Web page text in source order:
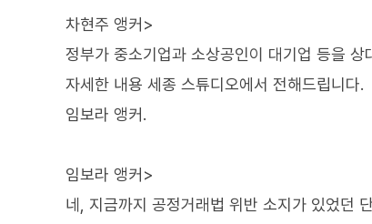
차현주 앵커>
정부가 중소기업과 소상공인이 대기업 등을
자세한 내용 세종 스튜디오에서 전해드립니다.
임보라 앵커.
임보라 앵커>
네, 지금까지 공정거래법 위반 소지가 있었던